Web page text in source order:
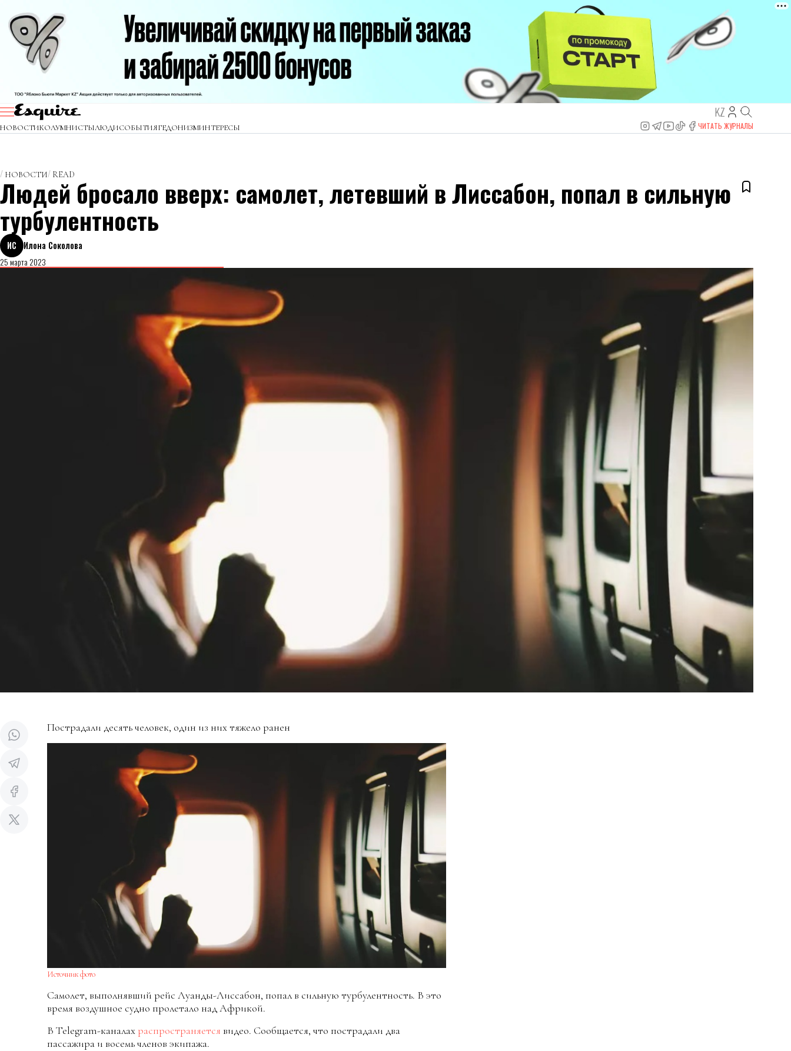
KZ
НОВОСТИКОЛУМНИСТЫЛЮДИСОБЫТИЯГЕДОНИЗМИНТЕРЕСЫ ЧИТАТЬ ЖУРНАЛЫ
НОВОСТИ READ
Людей бросало вверх: самолет, летевший в Лиссабон, попал в сильную
турбулентность
ИС
Илона Соколова
25 марта 2023
Пострадали десять человек, один из них тяжело ранен
Источник фото
Самолет, выполнявший рейс Луанды-Лиссабон, попал в сильную турбулентность. В это
время воздушное судно пролетало над Африкой.
В Telegram-каналахраспространяется видео. Сообщается, что пострадали два
пассажира и восемь членов экипажа.